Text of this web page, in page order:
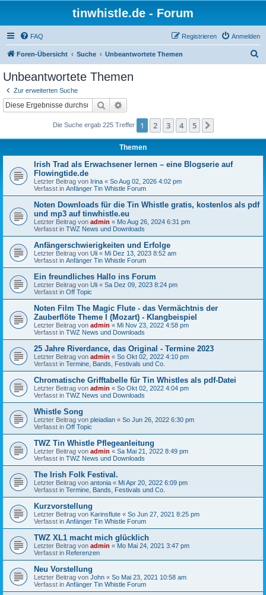
tinwhistle.de - Forum
FAQ Anmelden
Registrieren
Foren-Übersicht Suche Unbeantwortete Themen
Unbeantwortete Themen
Zur erweiterten Suche
Suche
Die Suche ergab 225 Treffer 1 2 3 4 5
Themen
Irish Trad als Erwachsener lernen – eine Blogserie auf
Flowingtide.de
Letzter Beitrag von Irina « So Aug 02, 2026 4:02 pm
Verfasst in Anfänger Tin Whistle Forum
Noten Downloads für die Tin Whistle gratis, kostenlos als pdf
und mp3 auf tinwhistle.eu
Letzter Beitrag von admin « Mo Aug 26, 2024 6:31 pm
Verfasst in TWZ News und Downloads
Anfängerschwierigkeiten und Erfolge
Letzter Beitrag von Uli « Mi Dez 13, 2023 8:52 am
Verfasst in Anfänger Tin Whistle Forum
Ein freundliches Hallo ins Forum
Letzter Beitrag von Uli « Sa Dez 09, 2023 8:24 pm
Verfasst in Off Topic
Noten Film The Magic Flute - das Vermächtnis der
Zauberflöte Theme I (Mozart) - Klangbeispiel
Letzter Beitrag von admin « Mi Nov 23, 2022 4:58 pm
Verfasst in TWZ News und Downloads
25 Jahre Riverdance, das Original - Termine 2023
Letzter Beitrag von admin « So Okt 02, 2022 4:10 pm
Verfasst in Termine, Bands, Festivals und Co.
Chromatische Grifftabelle für Tin Whistles als pdf-Datei
Letzter Beitrag von admin « So Okt 02, 2022 4:04 pm
Verfasst in TWZ News und Downloads
Whistle Song
Letzter Beitrag von pleiadian « So Jun 26, 2022 6:30 pm
Verfasst in Off Topic
TWZ Tin Whistle Pflegeanleitung
Letzter Beitrag von admin « Sa Mai 21, 2022 8:49 pm
Verfasst in TWZ News und Downloads
The Irish Folk Festival.
Letzter Beitrag von antonia « Mi Apr 20, 2022 6:09 pm
Verfasst in Termine, Bands, Festivals und Co.
Kurzvorstellung
Letzter Beitrag von Karinsflute « So Jun 27, 2021 8:25 pm
Verfasst in Anfänger Tin Whistle Forum
TWZ XL1 macht mich glücklich
Letzter Beitrag von admin « Mo Mai 24, 2021 3:47 pm
Verfasst in Referenzen
Neu Vorstellung
Letzter Beitrag von John « So Mai 23, 2021 10:58 am
Verfasst in Anfänger Tin Whistle Forum